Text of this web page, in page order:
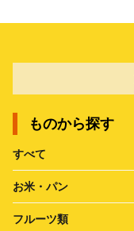
ものから探す
すべて
お米・パン
フルーツ類